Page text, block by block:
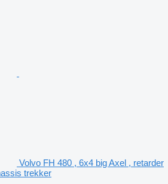
Volvo FH 480 , 6x4 big Axel , retarder
trekker